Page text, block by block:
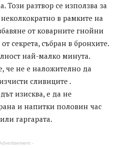
Този разтвор се използва за
в рамките на
от коварните гнойни
секрета, събран в бронхите.
най-малко минута.
че не е наложително да
сливиците .
изисква, е да не
и напитки половин час
гаргарата.
-